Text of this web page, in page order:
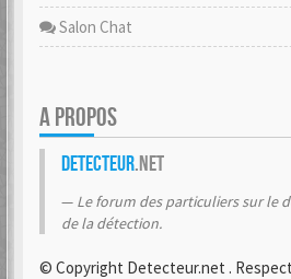
Salon Chat
A PROPOS
Detecteur.net
Le forum des particuliers sur le
de la détection.
© Copyright Detecteur.net .